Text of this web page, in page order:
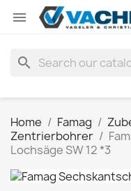

search
Home Famag
Zentrierbohrer
Lochsäge SW 12 *3